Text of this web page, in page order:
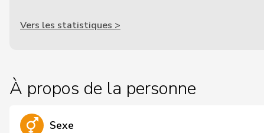
Vers les statistiques >
À propos de la personne
Sexe